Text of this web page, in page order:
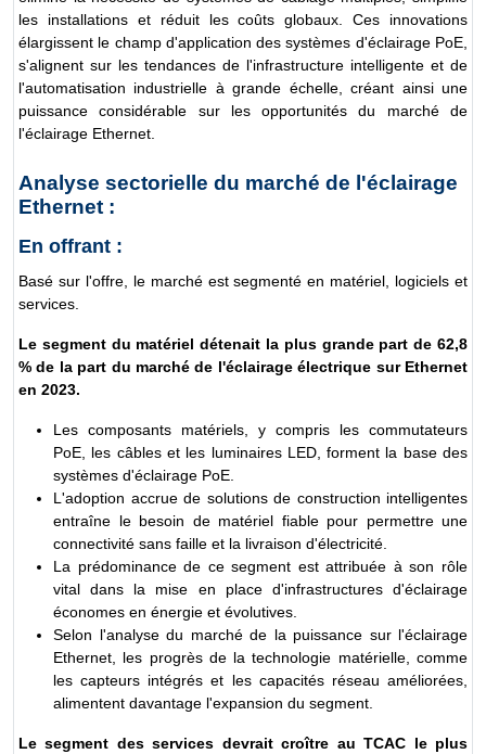
les installations et réduit les coûts globaux. Ces innovations
élargissent le champ d'application des systèmes d'éclairage PoE,
s'alignent sur les tendances de l'infrastructure intelligente et de
l'automatisation industrielle à grande échelle, créant ainsi une
puissance considérable sur les opportunités du marché de
l'éclairage Ethernet.
Analyse sectorielle du marché de l'éclairage
Ethernet :
En offrant :
Basé sur l'offre, le marché est segmenté en matériel, logiciels et
services.
Le segment du matériel détenait la plus grande part de 62,8
% de la part du marché de l'éclairage électrique sur Ethernet
en 2023.
Les composants matériels, y compris les commutateurs
PoE, les câbles et les luminaires LED, forment la base des
systèmes d'éclairage PoE.
L'adoption accrue de solutions de construction intelligentes
entraîne le besoin de matériel fiable pour permettre une
connectivité sans faille et la livraison d'électricité.
La prédominance de ce segment est attribuée à son rôle
vital dans la mise en place d'infrastructures d'éclairage
économes en énergie et évolutives.
Selon l'analyse du marché de la puissance sur l'éclairage
Ethernet, les progrès de la technologie matérielle, comme
les capteurs intégrés et les capacités réseau améliorées,
alimentent davantage l'expansion du segment.
Le segment des services devrait croître au TCAC le plus